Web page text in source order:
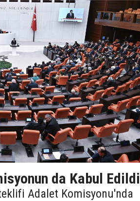
da Kabul Edildi
Adalet Komisyonu'nda